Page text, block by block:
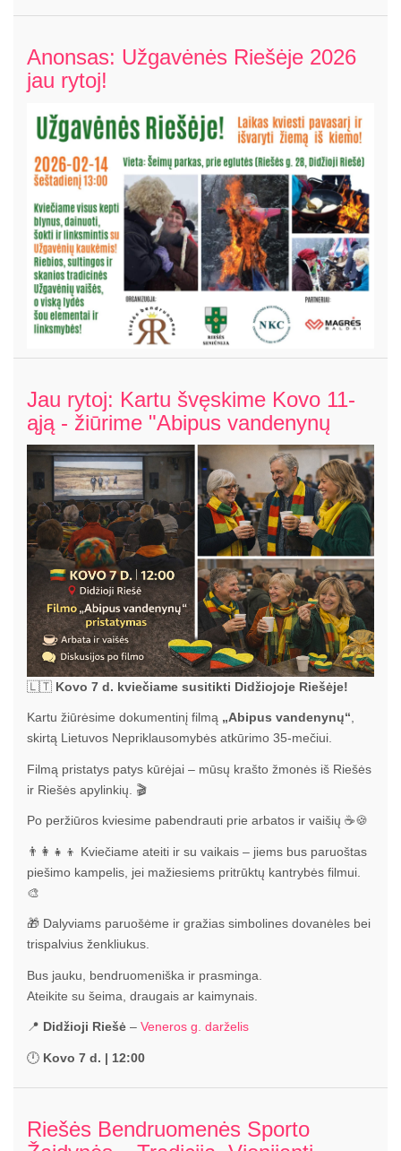
Anonsas: Užgavėnės Riešėje 2026
jau rytoj!
Jau rytoj: Kartu švęskime Kovo 11-
ąją - žiūrime "Abipus vandenynų
🇱🇹 Kovo 7 d. kviečiame susitikti Didžiojoje Riešėje!
Kartu žiūrėsime dokumentinį filmą „Abipus vandenynų“,
skirtą Lietuvos Nepriklausomybės atkūrimo 35-mečiui.
Filmą pristatys patys kūrėjai – mūsų krašto žmonės iš Riešės
ir Riešės apylinkių. 🎬
Po peržiūros kviesime pabendrauti prie arbatos ir vaišių ☕🍪
👨‍👩‍👧‍👦 Kviečiame ateiti ir su vaikais – jiems bus paruoštas
piešimo kampelis, jei mažiesiems pritrūktų kantrybės filmui.
🎨
🎁 Dalyviams paruošėme ir gražias simbolines dovanėles bei
trispalvius ženkliukus.
Bus jauku, bendruomeniška ir prasminga.
Ateikite su šeima, draugais ar kaimynais.
📍 Didžioji Riešė – Veneros g. darželis
🕛 Kovo 7 d. | 12:00
Riešės Bendruomenės Sporto